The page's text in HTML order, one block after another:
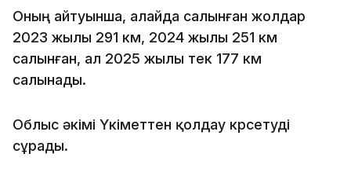
Оның айтуынша, алайда салынған жолдар
2023 жылы 291 км, 2024 жылы 251 км
салынған, ал 2025 жылы тек 177 км
салынады.
Облыс әкімі Үкіметтен қолдау көрсетуді
сұрады.